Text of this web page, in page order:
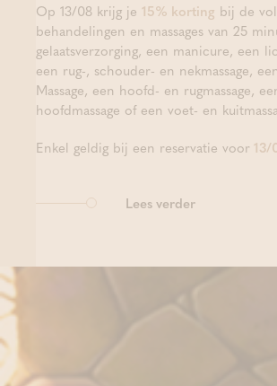
Op 13/08 krijg je 15% korting bij de
behandelingen en massages van 25
gelaatsverzorging, een manicure, een
een rug-, schouder- en nekmassage,
Massage, een hoofd- en rugmassage,
hoofdmassage of een voet- en
Enkel geldig bij een reservatie voor 13/
Lees verder